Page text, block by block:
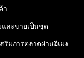
า
และขายเป็นชุด
สริมการตลาดผ่านอีเมล